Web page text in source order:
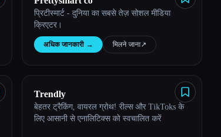
प्रिटीस्मार्ट - दुनिया का सबसे तेज़ सोशल मीडिया
क्रिएटर।
अधिक जानकारी → मिलने जाना↗︎
Trendly
बेहतर ट्रैकिंग, वायरल ग्रोथ! रील्स और TikToks के
लिए आसानी से एनालिटिक्स को स्वचालित करें